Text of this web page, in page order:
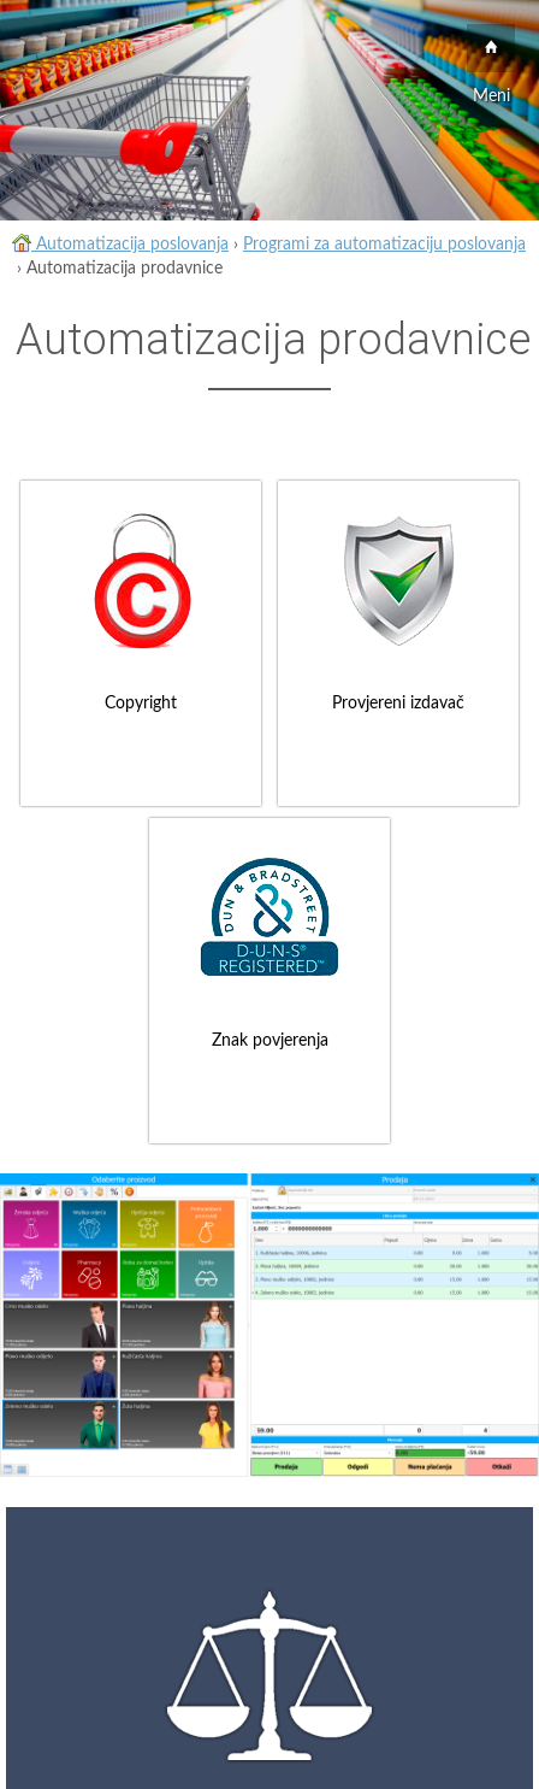
Meni
Automatizacija poslovanja › Programi za automatizaciju poslovanja
› Automatizacija prodavnice
Automatizacija prodavnice
Copyright Provjereni izdavač
Znak povjerenja